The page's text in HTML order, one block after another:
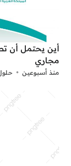
أين يحتمل أن
مجاري
منذ أسبوعين